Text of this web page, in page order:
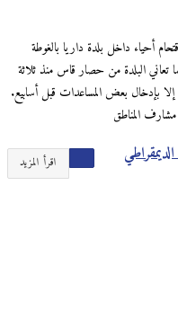
أحياء داخل بلدة داريا بالغوطة
تعاني البلدة من حصار قاس منذ ثلاثة
بإدخال بعض المساعدات قبل أسابيع.
المناطق
اقرأ المزيد